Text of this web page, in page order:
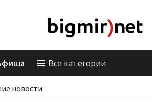
Все категории
новости